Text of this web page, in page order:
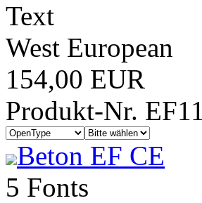
Text
West European
154,00 EUR
Produkt-Nr.
Beton EF CE
5 Fonts